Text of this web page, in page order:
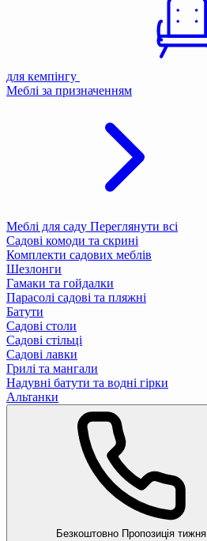
для кемпінгу
Меблі за призначенням
Меблі для саду Переглянути всі
Садові комоди та скрині
Комплекти садових меблів
Шезлонги
Гамаки та гойдалки
Парасолі садові та пляжні
Батути
Садові столи
Садові стільці
Садові лавки
Грилі та мангали
Надувні батути та водні гірки
Альтанки
Безкоштовно Пропозиція тижня